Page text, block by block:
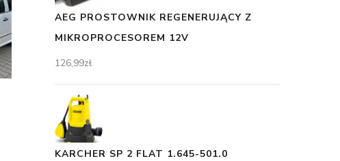
AEG PROSTOWNIK REGENERUJĄCY Z
MIKROPROCESOREM 12V
126,99zł
KARCHER SP 2 FLAT 1.645-501.0